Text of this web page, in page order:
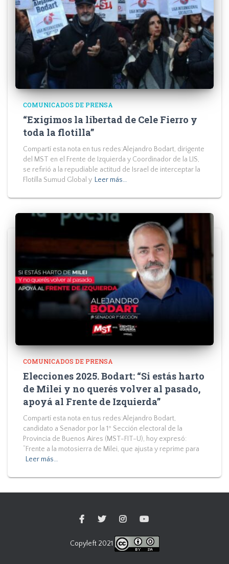
COMUNICADOS DE PRENSA
“Exigimos la libertad de Cele Fierro y
toda la flotilla”
Compartí esta nota en tus redes:Alejandro Bodart, dirigente
del MST en el Frente de Izquierda y Coordinador de la LIS,
se refirió a la repudiable actitud de Israel de interceptar la
Flotilla Sumud Global y Leer más…
COMUNICADOS DE PRENSA
Elecciones 2025. Bodart: “Si estás harto
de Milei y no querés volver al pasado,
apoyá al Frente de Izquierda”
Compartí esta nota en tus redes:Alejandro Bodart,
candidato a Senador por la 1º Sección electoral de la
Provincia de Buenos Aires (MST-FIT-U), hoy expresó:
“Frente a la motosierra de Milei, que ajusta y reprime para
Leer más…
Copyleft 2021